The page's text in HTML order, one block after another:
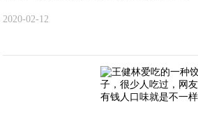
2020-02-12